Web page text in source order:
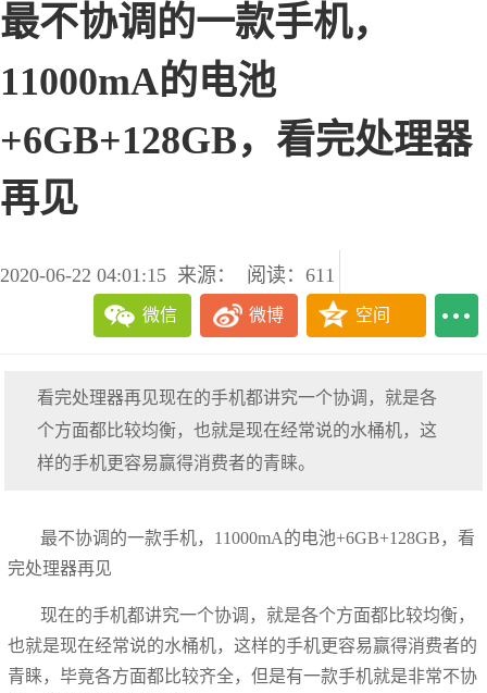
最不协调的一款手机，
11000mA的电池
+6GB+128GB，看完处理器
再见
2020-06-22 04:01:15 来源： 阅读：611
微信 微博 空间
看完处理器再见现在的手机都讲究一个协调，就是各
个方面都比较均衡，也就是现在经常说的水桶机，这
样的手机更容易赢得消费者的青睐。
最不协调的一款手机，11000mA的电池+6GB+128GB，看
完处理器再见
现在的手机都讲究一个协调，就是各个方面都比较均衡，
也就是现在经常说的水桶机，这样的手机更容易赢得消费者的
青睐，毕竟各方面都比较齐全，但是有一款手机就是非常不协